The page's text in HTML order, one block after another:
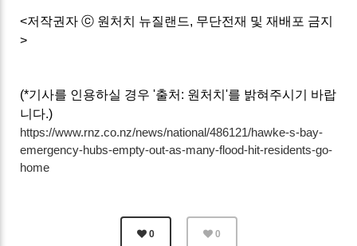
<저작권자 ⓒ 원처치 뉴질랜드, 무단전재 및 재배포 금지
>
(*기사를 인용하실 경우 '출처: 원처치'를 밝혀주시기 바랍
니다.)
https://www.rnz.co.nz/news/national/486121/hawke-s-bay-
emergency-hubs-empty-out-as-many-flood-hit-residents-go-
home
0 0